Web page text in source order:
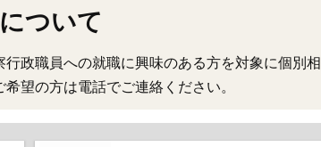
ついて
政職員への就職に興味のある方を対象に個別相
望の方は電話でご連絡ください。